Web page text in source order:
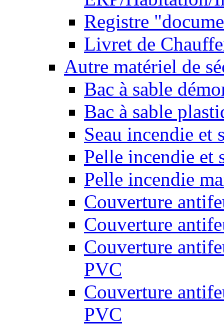
Registre
Livret de
Autre matériel de
Bac à sable
Bac à sable
Seau incendie et
Pelle incendie et
Pelle incendie
Couverture
Couverture
Couverture
PVC
Couverture
PVC